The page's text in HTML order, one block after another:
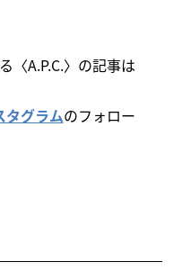
〈A.P.C.〉の記事は
タグラムのフォロー